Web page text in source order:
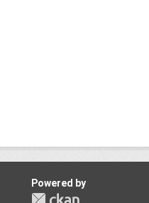
Powered by